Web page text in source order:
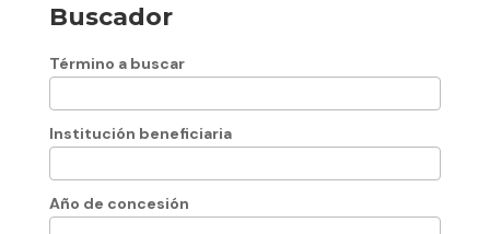
Buscador
Término a buscar
Institución beneficiaria
Año de concesión